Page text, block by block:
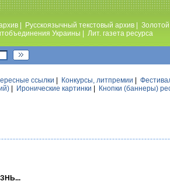
Русскоязычный текстовый архив
Украины Лит. газета ресурса
ссылки Конкурсы, литпремии
Иронические картинки Кнопки (баннеры)